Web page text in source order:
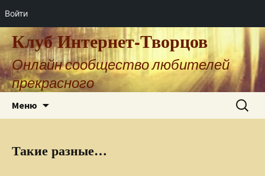
Войти
Клуб Интернет-Творцов
Онлайн сообщество любителей
прекрасного
Меню Найти:
Такие разные…